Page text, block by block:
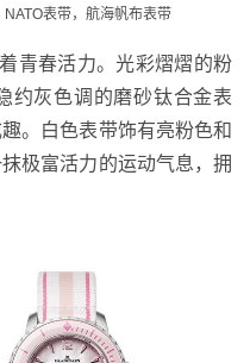
表带，航海帆布表带
青春活力。光彩熠熠的粉
约灰色调的磨砂钛合金表
。白色表带饰有亮粉色和
极富活力的运动气息，拥